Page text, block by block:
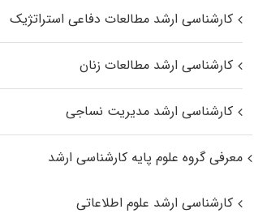
کارشناسی ارشد مطالعات دفاعی استراتژیک
کارشناسی ارشد مطالعات زنان
کارشناسی ارشد مدیریت نساجی
معرفی گروه علوم پایه کارشناسی ارشد
کارشناسی ارشد علوم اطلاعاتی